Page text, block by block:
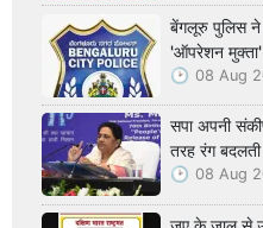
बेंगलूरु पुलिस ने
'ऑपरेशन
08 Aug
सपा अपनी
तरह रंग बदलती
08 Aug